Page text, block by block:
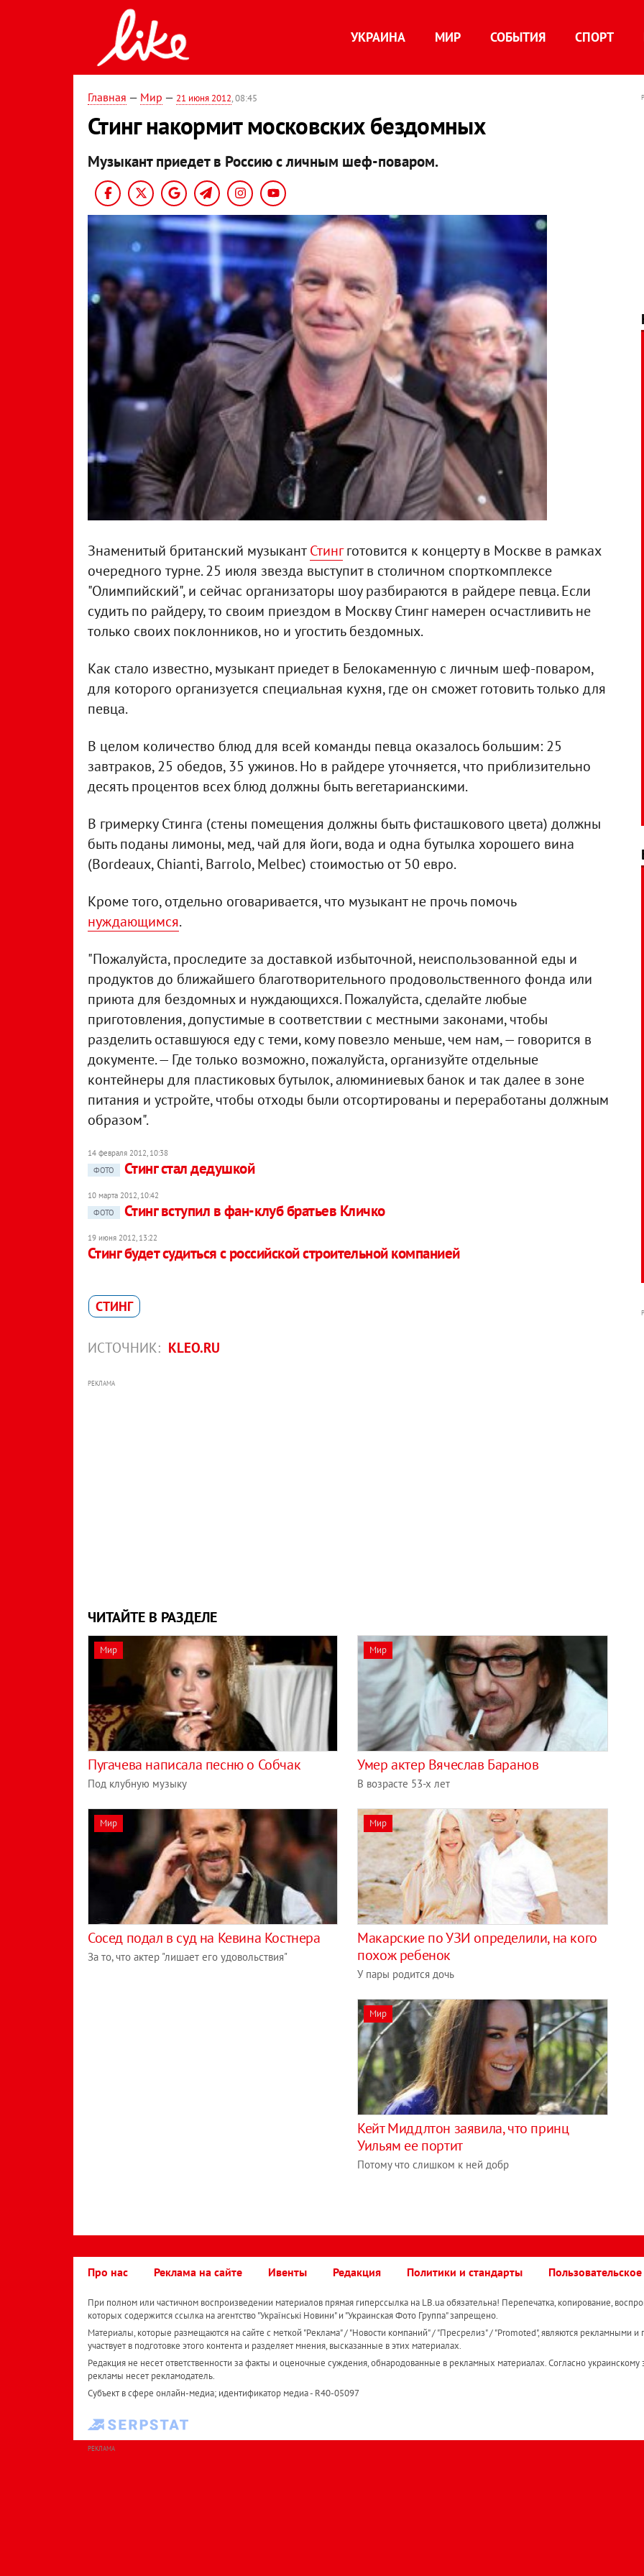
УКРАИНА МИР СОБЫТИЯ СПОРТ
Главная — Мир — 21 июня 2012, 08:45
Стинг накормит московских бездомных
Музыкант приедет в Россию с личным шеф-поваром.
Знаменитый британский музыкантСтингготовится к концерту в Москве в рамках
очередного турне. 25 июля звезда выступит в столичном спорткомплексе
"Олимпийский", и сейчас организаторы шоу разбираются в райдере певца. Если
судить по райдеру, то своим приездом в Москву Стинг намерен осчастливить не
только своих поклонников, но и угостить бездомных.
Как стало известно, музыкант приедет в Белокаменную с личным шеф-поваром,
для которого организуется специальная кухня, где он сможет готовить только для
певца.
В целом количество блюд для всей команды певца оказалось большим: 25
завтраков, 25 обедов, 35 ужинов. Но в райдере уточняется, что приблизительно
десять процентов всех блюд должны быть вегетарианскими.
В гримерку Стинга (стены помещения должны быть фисташкового цвета) должны
быть поданы лимоны, мед, чай для йоги, вода и одна бутылка хорошего вина
(Bordeaux, Chianti, Barrolo, Melbec) стоимостью от 50 евро.
Кроме того, отдельно оговаривается, что музыкант не прочь помочь
нуждающимся.
"Пожалуйста, проследите за доставкой избыточной, неиспользованной еды и
продуктов до ближайшего благотворительного продовольственного фонда или
приюта для бездомных и нуждающихся. Пожалуйста, сделайте любые
приготовления, допустимые в соответствии с местными законами, чтобы
разделить оставшуюся еду с теми, кому повезло меньше, чем нам, — говорится в
документе. — Где только возможно, пожалуйста, организуйте отдельные
контейнеры для пластиковых бутылок, алюминиевых банок и так далее в зоне
питания и устройте, чтобы отходы были отсортированы и переработаны должным
образом".
14 февраля 2012, 10:38
ФОТО
Стинг стал дедушкой
10 марта 2012, 10:42
ФОТО
Стинг вступил в фан-клуб братьев Кличко
19 июня 2012, 13:22
Стинг будет судиться с российской строительной компанией
СТИНГ
ИСТОЧНИК: KLEO.RU
РЕКЛАМА
ЧИТАЙТЕ В РАЗДЕЛЕ
Мир
Пугачева написала песню о Собчак
Под клубную музыку
Мир
Умер актер Вячеслав Баранов
В возрасте 53-х лет
Мир
​Сосед подал в суд на Кевина Костнера
За то, что актер "лишает его удовольствия"
Мир
Макарские по УЗИ определили, на кого
похож ребенок
У пары родится дочь
Мир
Кейт Миддлтон заявила, что принц
Уильям ее портит
Потому что слишком к ней добр
Про нас Реклама на сайте Ивенты Редакция Политики и стандарты
При полном или частичном воспроизведении материалов прямая гиперссылка на LB.ua обязательна! Перепечатка, копирование,
которых содержится ссылка на агентство "Українськi Новини" и "Украинская Фото Группа" запрещено.
Материалы, которые размещаются на сайте с меткой "Реклама" / "Новости компаний" / "Пресрелиз" / "Promoted", являются рекламными и
участвует в подготовке этого контента и разделяет мнения, высказанные в этих материалах.
Редакция не несет ответственности за факты и оценочные суждения, обнародованные в рекламных материалах. Согласно украинскому
рекламы несет рекламодатель.
Субъект в сфере онлайн-медиа; идентификатор медиа - R40-05097
РЕКЛАМА